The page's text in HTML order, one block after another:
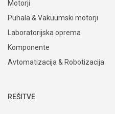
Motorji
Puhala & Vakuumski motorji
Laboratorijska oprema
Komponente
Avtomatizacija & Robotizacija
REŠITVE